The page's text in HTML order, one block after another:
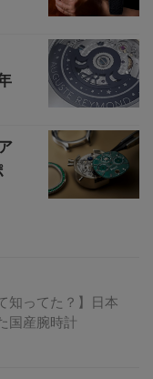
知ってた？】日本
国産腕時計